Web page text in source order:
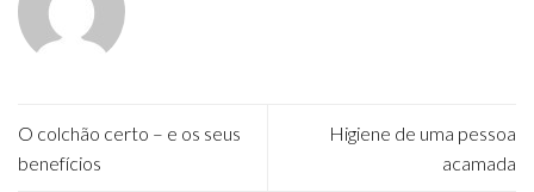
O colchão certo – e os seus
benefícios
Higiene de uma pessoa
acamada